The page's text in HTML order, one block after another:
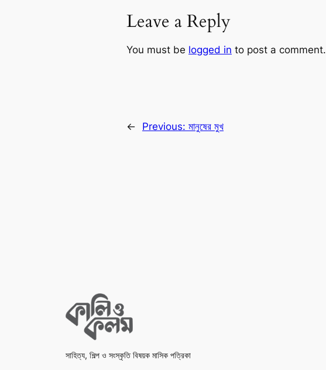
Leave a Reply
You must be logged in to post a comment.
← Previous: মানুষের মুখ
সাহিত্য, শিল্প ও সংস্কৃতি বিষয়ক মাসিক পত্রিকা